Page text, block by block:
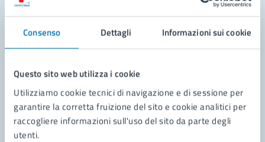
Consenso Dettagli Informazioni sui cookie
Questo sito web utilizza i cookie
Utilizziamo cookie tecnici di navigazione e di sessione per
garantire la corretta fruizione del sito e cookie analitici per
raccogliere informazioni sull'uso del sito da parte degli
utenti.
Leggi le domande frequenti
Richiedi assistenza
Prenota appuntamento
Problemi in città